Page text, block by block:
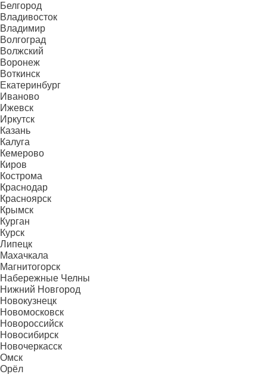
Белгород
Владивосток
Владимир
Волгоград
Волжский
Воронеж
Воткинск
Екатеринбург
Иваново
Ижевск
Иркутск
Казань
Калуга
Кемерово
Киров
Кострома
Краснодар
Красноярск
Крымск
Курган
Курск
Липецк
Махачкала
Магнитогорск
Набережные Челны
Нижний Новгород
Новокузнецк
Новомосковск
Новороссийск
Новосибирск
Новочеркасск
Омск
Орёл